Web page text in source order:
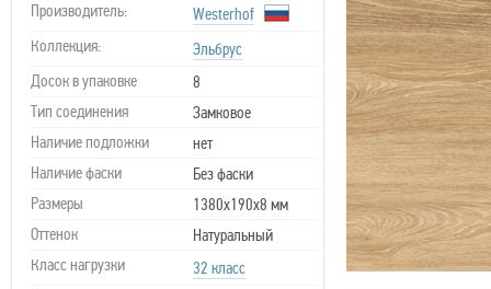
Производитель:
Westerhof
Коллекция:
Эльбрус
Досок в упаковке
8
Тип соединения
Замковое
Наличие подложки
нет
Наличие фаски
Без фаски
Размеры
1380x190x8 мм
Оттенок
Натуральный
Класс нагрузки
32 класс